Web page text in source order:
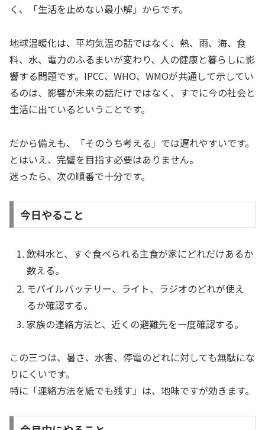
く、「生活を止めない最小解」からです。
地球温暖化は、平均気温の話ではなく、熱、雨、海、食
料、水、電力のふるまいが変わり、人の健康と暮らしに影
響する問題です。IPCC、WHO、WMOが共通して示してい
るのは、影響が未来の話だけではなく、すでに今の社会と
生活に出ているということです。
だから備えも、「そのうち考える」では遅れやすいです。
とはいえ、完璧を目指す必要はありません。
迷ったら、次の順番で十分です。
今日やること
飲料水と、すぐ食べられる主食が家にどれだけあるか
数える。
モバイルバッテリー、ライト、ラジオのどれが使え
るか確認する。
家族の連絡方法と、近くの避難先を一度確認する。
この三つは、暑さ、水害、停電のどれに対しても無駄にな
りにくいです。
特に「連絡方法を紙でも残す」は、地味ですが効きます。